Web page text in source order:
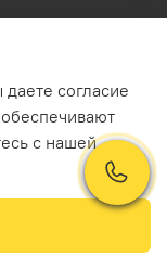
согласие
с нашей